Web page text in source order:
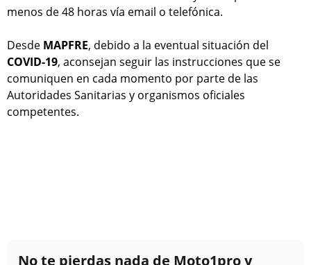
menos de 48 horas vía email o telefónica.
Desde MAPFRE, debido a la eventual situación del
COVID-19, aconsejan seguir las instrucciones que se
comuniquen en cada momento por parte de las
Autoridades Sanitarias y organismos oficiales
competentes.
No te pierdas nada de Moto1pro y